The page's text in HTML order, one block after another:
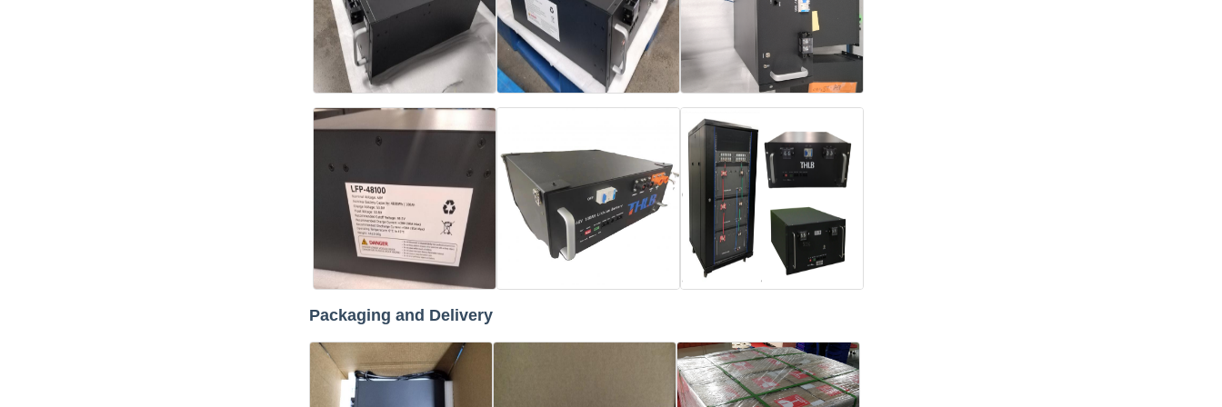
Packaging and Delivery